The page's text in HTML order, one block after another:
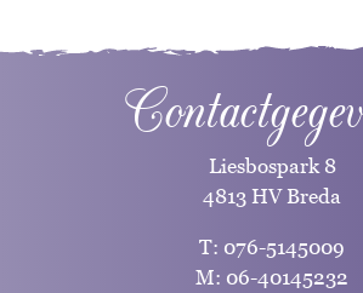
Liesbospark 8
4813 HV Breda
T: 076-5145009
M: 06-40145232